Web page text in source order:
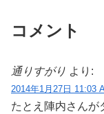
コメント
通りすがり より:
2014年1月27日 11:03
たとえ陣内さんが